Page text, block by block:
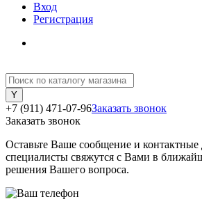
Вход
Регистрация
+7 (911) 471-07-96Заказать звонок
Заказать звонок
Оставьте Ваше сообщение и
специалисты свяжутся с Вами в
решения Вашего вопроса.